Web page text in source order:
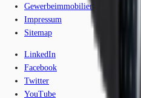
Gewerbeimmobilien-Lexikon
Impressum
Sitemap
LinkedIn
Facebook
Twitter
YouTube